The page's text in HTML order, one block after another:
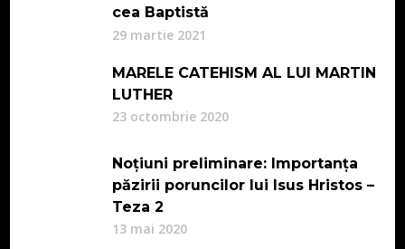
cea Baptistă
29 martie 2021
MARELE CATEHISM AL LUI MARTIN
LUTHER
23 octombrie 2020
Noțiuni preliminare: Importanța
păzirii poruncilor lui Isus Hristos –
Teza 2
13 mai 2020